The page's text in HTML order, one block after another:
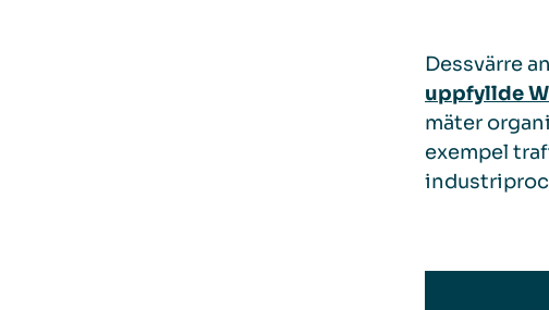
Dessvärre
uppfyllde
mäter
exempel